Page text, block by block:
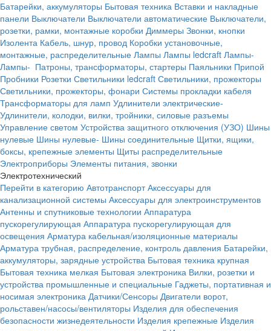
Батарейки, аккумуляторы Бытовая техника Вставки и накладные
панели Выключатели Выключатели автоматические Выключатели,
розетки, рамки, монтажные коробки Диммеры Звонки, кнопки
Изолента Кабель, шнур, провод Коробки установочные,
монтажные, распределительные Лампы Лампы ledcraft Лампы-
Лампы- Патроны, трансформаторы, стартеры Паяльники Припой
Пробники Розетки Светильники ledcraft Светильники, прожекторы
Светильники, прожекторы, фонари Системы прокладки кабеля
Трансформаторы для ламп Удлинители электрические-
Удлинители, колодки, вилки, тройники, силовые разъемы
Управление светом Устройства защитного отключения (УЗО) Шины
нулевые Шины нулевые- Шины соединительные Щитки, ящики,
боксы, крепежные элементы Щиты распределительные
Электроприборы Элементы питания, звонки
Электротехнический
Перейти в категорию Автотранспорт Аксессуары для
канализационной системы Аксессуары для электроинструментов
Антенны и спутниковые технологии Аппаратура
пускорегулирующая Аппаратура пускорегулирующая для
освещения Арматура кабельная/изоляционные материалы
Арматура трубная, распределение, контроль давления Батарейки,
аккумуляторы, зарядные устройства Бытовая техника крупная
Бытовая техника мелкая Бытовая электроника Вилки, розетки и
устройства промышленные и специальные Гаджеты, портативная и
носимая электроника Датчики/Сенсоры Двигатели ворот,
рольставен/насосы/вентиляторы Изделия для обеспечения
безопасности жизнедеятельности Изделия крепежные Изделия